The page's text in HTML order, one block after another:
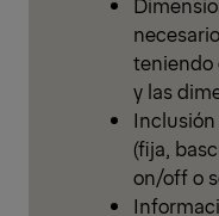
teniendo
y las
(fija,
on/off o